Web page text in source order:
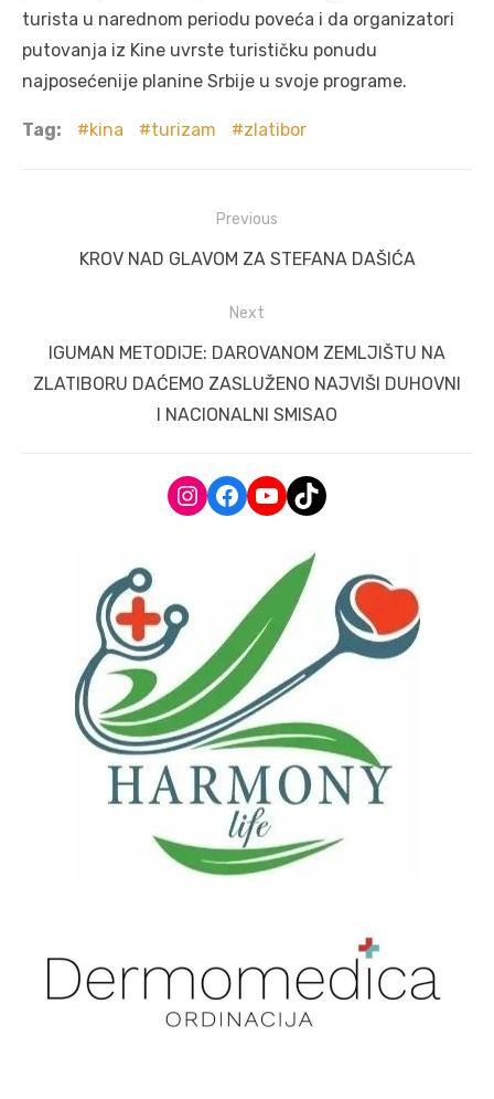
turista u narednom periodu poveća i da organizatori
putovanja iz Kine uvrste turističku ponudu
najposećenije planine Srbije u svoje programe.
Tag: kina turizam zlatibor
navigation
Previous
Previous
KROV NAD GLAVOM ZA STEFANA DAŠIĆA
Next
Next
post:
IGUMAN METODIJE: DAROVANOM ZEMLJIŠTU NA
ZLATIBORU DAĆEMO ZASLUŽENO NAJVIŠI DUHOVNI
I NACIONALNI SMISAO
Instagram
Facebook
YouTube
TikTok